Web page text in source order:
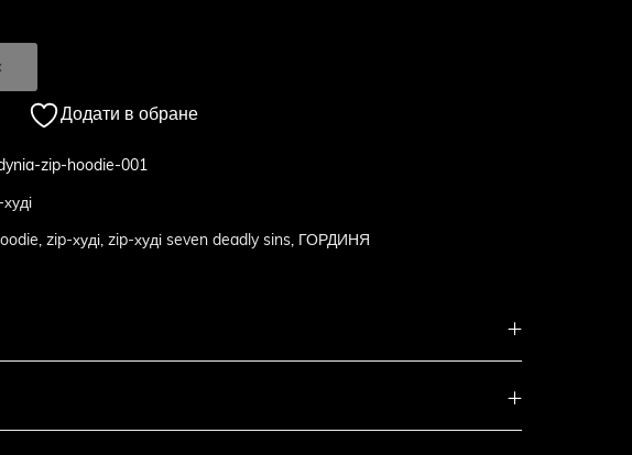
Додати в обране
zip-hoodie-001
, zip-худі, zip-худі seven deadly sins, ГОРДИНЯ